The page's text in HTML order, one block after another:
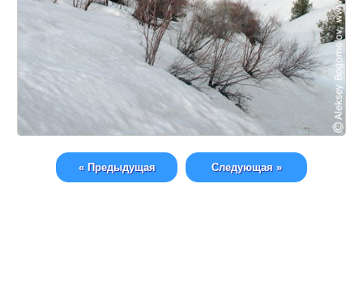
« Предыдущая Следующая »